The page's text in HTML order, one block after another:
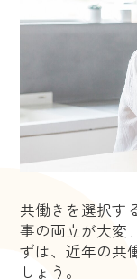
共働きを選択す
事の両立が大変
ずは、近年の共
しょう。